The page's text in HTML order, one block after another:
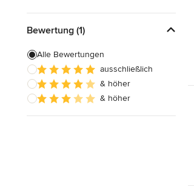
Bewertung (1)
Alle Bewertungen
ausschließlich
& höher
& höher